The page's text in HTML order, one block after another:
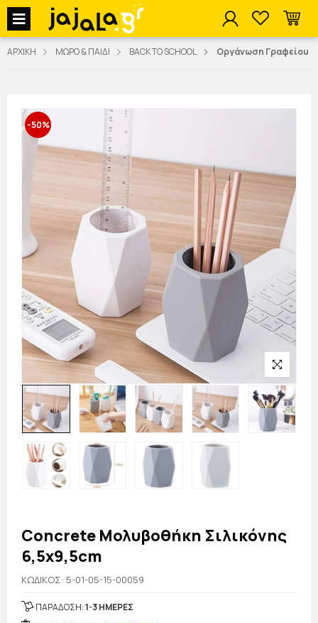
jajala Menu
ΑΡΧΙΚΗ ΜΩΡΟ & ΠΑΙΔΙ BACK TO SCHOOL Οργάνωση Γραφείου
-50%
Concrete Μολυβοθήκη Σιλικόνης
6,5x9,5cm
KΩΔΙΚΟΣ: 5-01-05-15-00059
ΠΑΡΑΔΟΣΗ:1-3 ΗΜΕΡΕΣ